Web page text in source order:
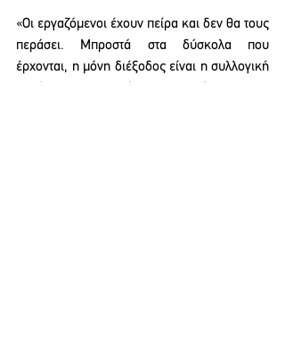
«Οι εργαζόμενοι έχουν πείρα και δεν θα τους
περάσει. Μπροστά στα δύσκολα που
έρχονται, η μόνη διέξοδος είναι η συλλογική